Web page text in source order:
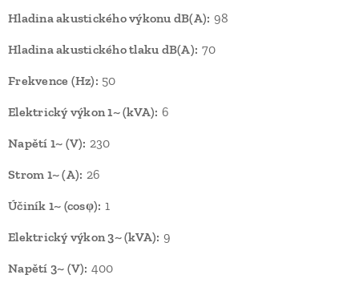
Hladina akustického výkonu dB(A): 98
Hladina akustického tlaku dB(A): 70
Frekvence (Hz): 50
Elektrický výkon 1~ (kVA): 6
Napětí 1~ (V): 230
Strom 1~ (A): 26
Účiník 1~ (cosφ): 1
Elektrický výkon 3~ (kVA): 9
Napětí 3~ (V): 400